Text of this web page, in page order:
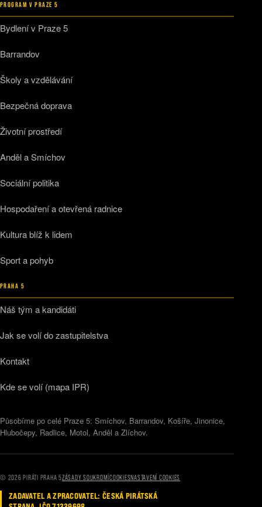
PROGRAM V PRAZE 5
Bydlení v Praze 5
Barrandov
Školy a vzdělávání
Bezpečná doprava
Životní prostředí
Anděl a Smíchov
Sociální politika
Hospodaření a otevřená radnice
Kultura blíž k lidem
Sport a pohyb
PRAHA 5
Náš tým a kandidáti
Jak se volí do zastupitelstva
Kontakt
Kde se volí (mapa IPR)
Působíme po celé Praze 5: Smíchov, Barrandov, Košíře, Jinonice,
Hlubočepy, Radlice, Motol, Anděl a Zlíchov.
© 2026 PIRÁTI PRAHA 5ZÁSADY SOUKROMÍ COOKIESNASTAVENÍ COOKIES
ZADAVATEL A ZPRACOVATEL: ČESKÁ PIRÁTSKÁ